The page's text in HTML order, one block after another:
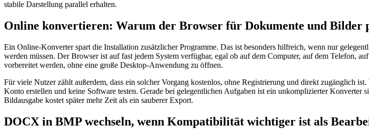
stabile Darstellung parallel erhalten.
Online konvertieren: Warum der Browser für Dokumente und Bilder
Ein Online-Konverter spart die Installation zusätzlicher Programme. Das ist besonders hilfreich, wenn nur
werden müssen. Der Browser ist auf fast jedem System verfügbar, egal ob auf dem Computer, auf dem Telefon,
vorbereitet werden, ohne eine große Desktop-Anwendung zu öffnen.
Für viele Nutzer zählt außerdem, dass ein solcher Vorgang kostenlos, ohne Registrierung und direkt zugänglich
Konto erstellen und keine Software testen. Gerade bei gelegentlichen Aufgaben ist ein unkomplizierter Konverter
Bildausgabe kostet später mehr Zeit als ein sauberer Export.
DOCX in BMP wechseln, wenn Kompatibilität wichtiger ist als